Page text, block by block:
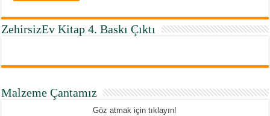
ZehirsizEv Kitap 4. Baskı Çıktı
Malzeme Çantamız
Göz atmak için tıklayın!